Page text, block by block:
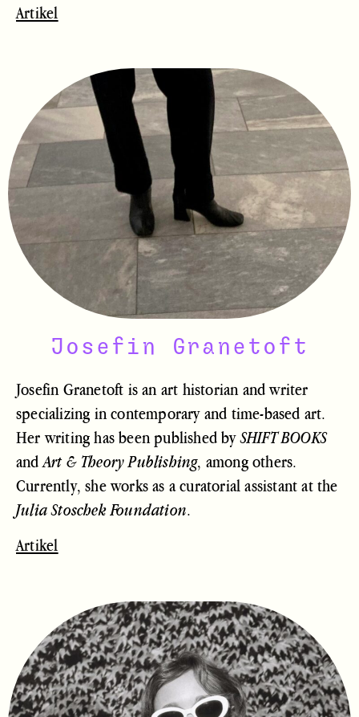
Artikel
Josefin Granetoft
Josefin Granetoft is an art historian and writer
specializing in contemporary and time-based art.
Her writing has been published bySHIFT BOOKS
andArt & Theory Publishing, among others.
Currently, she works as a curatorial assistant at the
Julia Stoschek Foundation.
Artikel